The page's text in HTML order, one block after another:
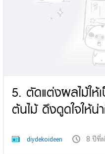
5. ตัดแต่งผลไม้ใ
ต้นไม้ ดึงดูดใจให้
diydekoideen 8 ปีที่